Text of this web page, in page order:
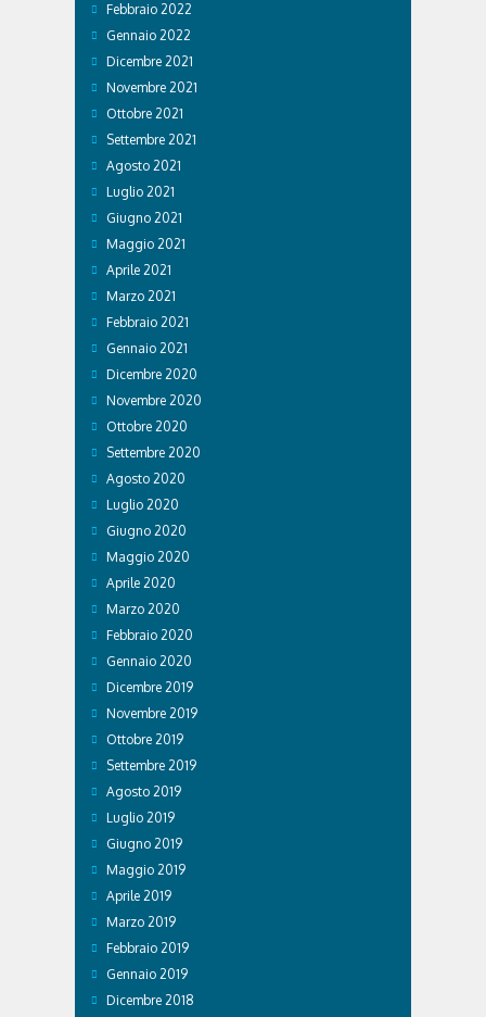
Febbraio 2022
Gennaio 2022
Dicembre 2021
Novembre 2021
Ottobre 2021
Settembre 2021
Agosto 2021
Luglio 2021
Giugno 2021
Maggio 2021
Aprile 2021
Marzo 2021
Febbraio 2021
Gennaio 2021
Dicembre 2020
Novembre 2020
Ottobre 2020
Settembre 2020
Agosto 2020
Luglio 2020
Giugno 2020
Maggio 2020
Aprile 2020
Marzo 2020
Febbraio 2020
Gennaio 2020
Dicembre 2019
Novembre 2019
Ottobre 2019
Settembre 2019
Agosto 2019
Luglio 2019
Giugno 2019
Maggio 2019
Aprile 2019
Marzo 2019
Febbraio 2019
Gennaio 2019
Dicembre 2018